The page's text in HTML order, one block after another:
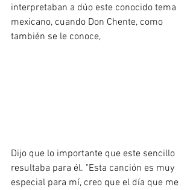
interpretaban a dúo este conocido tema
mexicano, cuando Don Chente, como
también se le conoce,
Dijo que lo importante que este sencillo
resultaba para él. "Esta canción es muy
especial para mí, creo que el día que me